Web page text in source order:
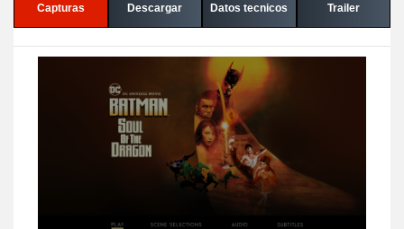
Capturas Descargar Datos tecnicos Trailer